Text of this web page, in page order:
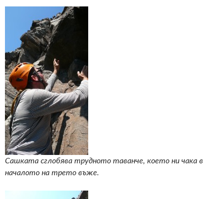
Сашката сглобява трудното таванче, което ни чака в
началото на трето въже.